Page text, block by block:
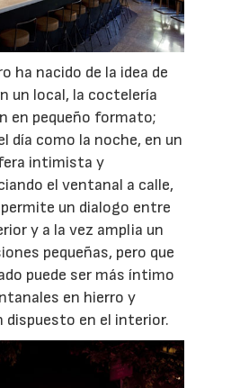
ha nacido de la idea de
un local, la coctelería
en pequeño formato;
día como la noche, en un
intimista y
el ventanal a calle,
un dialogo entre
y a la vez amplia un
pequeñas, pero que
puede ser más íntimo
en hierro y
dispuesto en el interior.